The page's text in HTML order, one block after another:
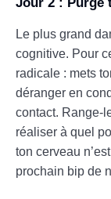
Le plus grand
cognitive. Pour
radicale : mets
déranger en
contact. Range-
réaliser à quel
ton cerveau
prochain bip de